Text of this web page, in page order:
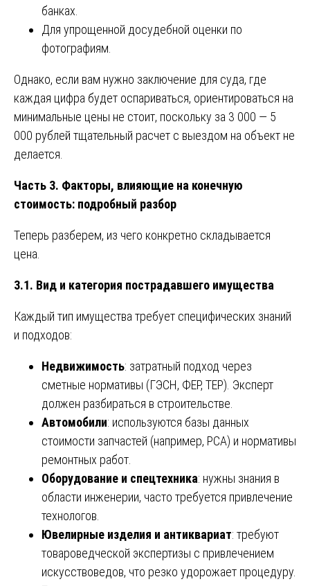
банках.
Для упрощенной досудебной оценки по
фотографиям.
Однако, если вам нужно заключение для суда, где
каждая цифра будет оспариваться, ориентироваться на
минимальные цены не стоит, поскольку за 3 000 — 5
000 рублей тщательный расчет с выездом на объект не
делается.
Часть 3. Факторы, влияющие на конечную
стоимость: подробный разбор
Теперь разберем, из чего конкретно складывается
цена.
3.1. Вид и категория пострадавшего имущества
Каждый тип имущества требует специфических знаний
и подходов:
Недвижимость: затратный подход через
сметные нормативы (ГЭСН, ФЕР, ТЕР). Эксперт
должен разбираться в строительстве.
Автомобили: используются базы данных
стоимости запчастей (например, РСА) и нормативы
ремонтных работ.
Оборудование и спецтехника: нужны знания в
области инженерии, часто требуется привлечение
технологов.
Ювелирные изделия и антиквариат: требуют
товароведческой экспертизы с привлечением
искусствоведов, что резко удорожает процедуру.